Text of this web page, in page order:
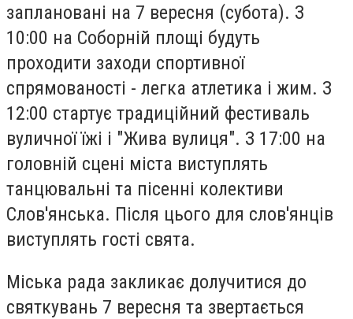
заплановані на 7 вересня (субота). З
10:00 на Соборній площі будуть
проходити заходи спортивної
спрямованості - легка атлетика і жим. З
12:00 стартує традиційний фестиваль
вуличної їжі і "Жива вулиця". З 17:00 на
головній сцені міста виступлять
танцювальні та пісенні колективи
Слов'янська. Після цього для слов'янців
виступлять гості свята.
Міська рада закликає долучитися до
святкувань 7 вересня та звертається